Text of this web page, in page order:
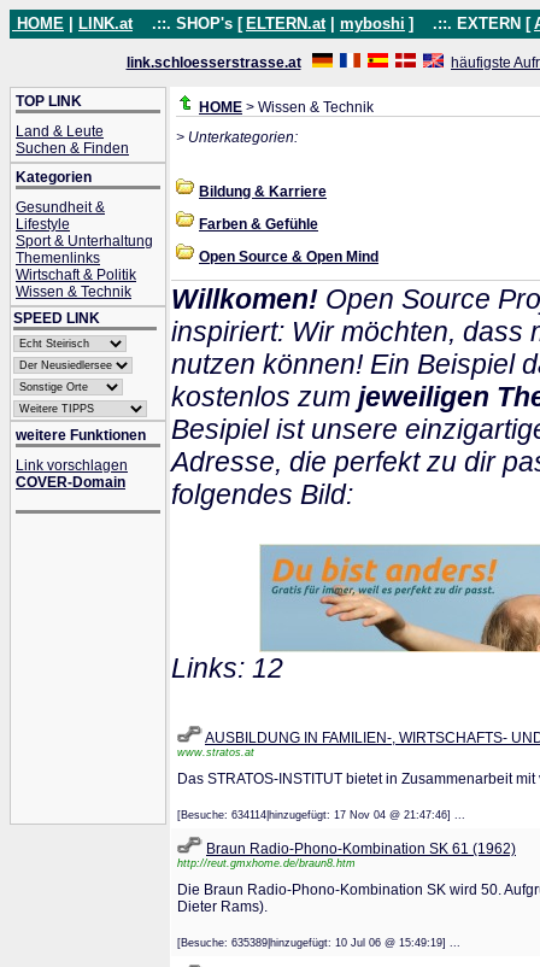
HOME LINK.at .::. SHOP's [ ELTERN.at myboshi ] .::. EXTERN [
link.schloesserstrasse.at häufigste
TOP LINK
Land & Leute
Suchen & Finden
Kategorien
Gesundheit &
Lifestyle
Sport & Unterhaltung
Themenlinks
Wirtschaft & Politik
Wissen & Technik
SPEED LINK
weitere Funktionen
Link vorschlagen
COVER-Domain
HOME > Wissen & Technik
> Unterkategorien:
Bildung & Karriere
Farben & Gefühle
Open Source & Open Mind
Willkomen! Open Source
inspiriert: Wir möchten, dass
nutzen können! Ein Beispiel
kostenlos zum jeweiligen
Besipiel ist unsere
Adresse, die perfekt zu dir
folgendes Bild:
Links: 12
AUSBILDUNG IN FAMILIEN-, WIRTSCHAFTS-
www.stratos.at
Das STRATOS-INSTITUT bietet in Zusammenarbeit
[Besuche: 634114|hinzugefügt: 17 Nov 04 @ 21:47:46] ...
Braun Radio-Phono-Kombination SK 61 (1962)
http://reut.gmxhome.de/braun8.htm
Die Braun Radio-Phono-Kombination SK wird 50.
Dieter Rams).
[Besuche: 635389|hinzugefügt: 10 Jul 06 @ 15:49:19] ...